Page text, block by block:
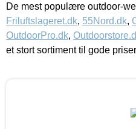
De mest populære outdoor-
Friluftslageret.dk, 55Nord.dk,
OutdoorPro.dk,
et stort sortiment til gode